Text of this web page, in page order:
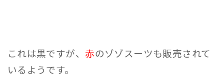
これは黒ですが、赤のゾゾスーツも販売されて
いるようです。